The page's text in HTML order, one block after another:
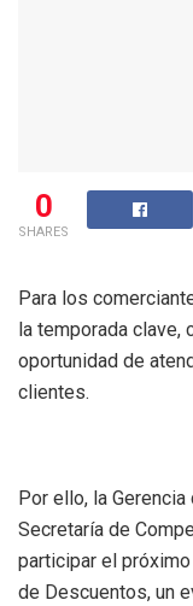
0
SHARES
Para los
la temporada clave,
oportunidad de
clientes.
Por ello, la
Secretaría de
participar el
de Descuentos, un